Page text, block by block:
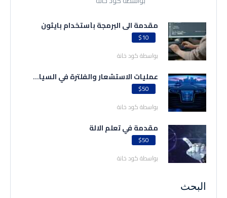
مقدمة الى البرمجة بأستخدام بايثون
$10
بواسطة كود خانة
عمليات الاستشعار والفلترة في السيا...
$50
بواسطة كود خانة
مقدمة في تعلم الالة
$50
بواسطة كود خانة
البحث